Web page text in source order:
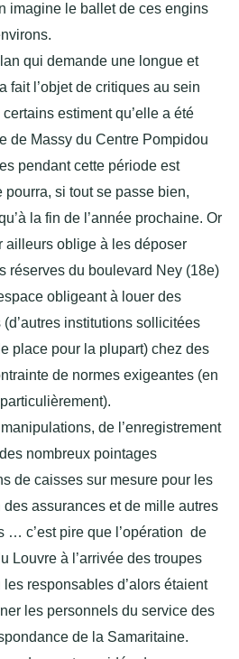
imagine le ballet de ces engins
qui demande une longue et
fait l’objet de critiques au sein
estiment qu’elle a été
de Massy du Centre Pompidou
pendant cette période est
si tout se passe bien,
la fin de l’année prochaine. Or
ailleurs oblige à les déposer
réserves du boulevard Ney (18e)
obligeant à louer des
institutions sollicitées
place pour la plupart) chez des
de normes exigeantes (en
de l’enregistrement
nombreux pointages
de caisses sur mesure pour les
assurances et de mille autres
… c’est pire que l’opération de
Louvre à l’arrivée des troupes
responsables d’alors étaient
les personnels du service des
de la Samaritaine.